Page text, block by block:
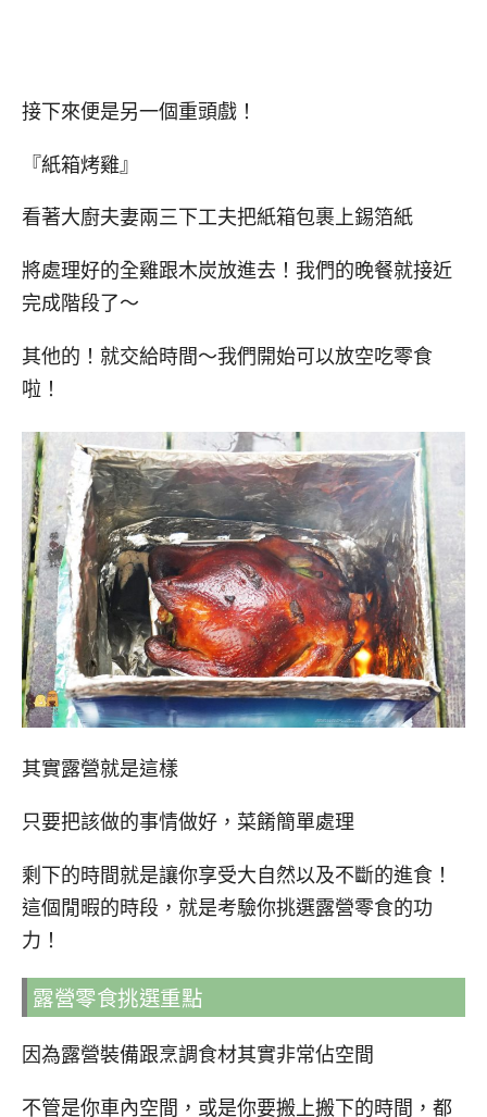
接下來便是另一個重頭戲！
『紙箱烤雞』
看著大廚夫妻兩三下工夫把紙箱包裹上錫箔紙
將處理好的全雞跟木炭放進去！我們的晚餐就接近
完成階段了～
其他的！就交給時間～我們開始可以放空吃零食
啦！
其實露營就是這樣
只要把該做的事情做好，菜餚簡單處理
剩下的時間就是讓你享受大自然以及不斷的進食！
這個閒暇的時段，就是考驗你挑選露營零食的功
力！
露營零食挑選重點
因為露營裝備跟烹調食材其實非常佔空間
不管是你車內空間，或是你要搬上搬下的時間，都